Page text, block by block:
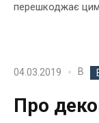
перешкоджає
04.03.2019 В
Про